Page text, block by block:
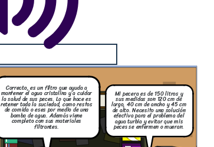
Correcto, es un filtro que ayuda a
mantener el agua cristalina y a cuidar
la salud de sus peces. Lo que hace es
retener toda la suciedad, como restos
de comida o eses por medio de una
bomba de agua. Además viene
completo con sus materiales
filtrantes.
Mi pecera es de 150 litros y
sus medidas son 120 cm de
largo, 40 cm de ancho y 45 cm
de alto. Necesito una solución
efectiva para el problema del
agua turbia y evitar que mis
peces se enfermen o mueran.